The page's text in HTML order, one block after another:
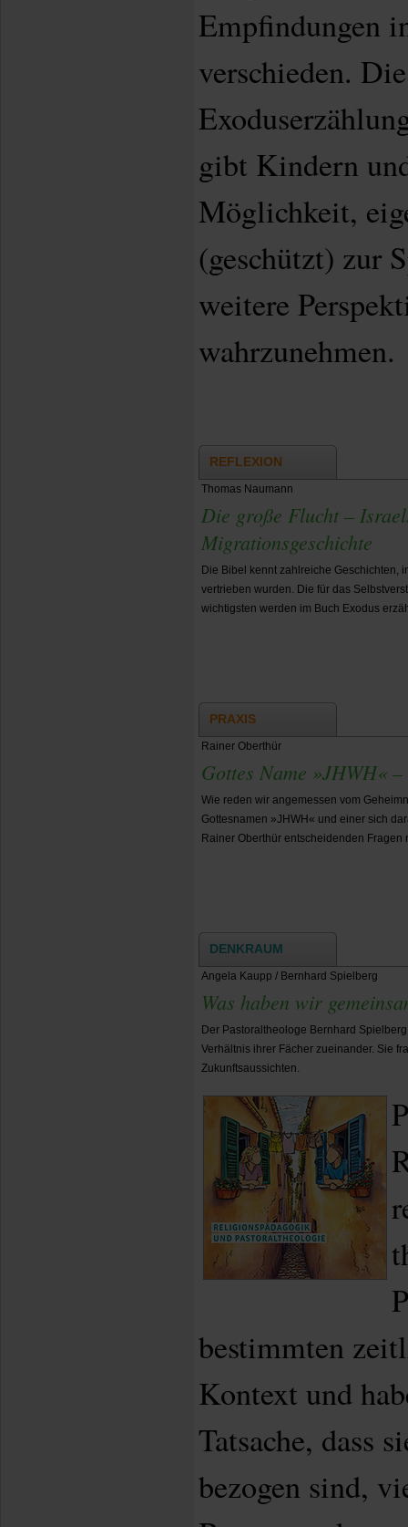
Empfindungen
verschieden.
gibt Kindern
Möglichkeit,
(geschützt) zur
weitere
wahrzunehmen.
REFLEXION
Thomas Naumann
Die große Flucht –
Migrationsgeschichte
Die Bibel kennt zahlreiche Geschichten,
vertrieben wurden. Die für das
wichtigsten werden im Buch Exodus
PRAXIS
Rainer Oberthür
Gottes Name »JHWH«
Wie reden wir angemessen vom
Gottesnamen »JHWH« und einer sich
Rainer Oberthür entscheidenden
DENKRAUM
Angela Kaupp / Bernhard Spielberg
Was haben wir
Der Pastoraltheologe Bernhard
Verhältnis ihrer Fächer zueinander. Sie
Zukunftsaussichten.
bestimmten
Kontext und
Tatsache, dass
bezogen sind,